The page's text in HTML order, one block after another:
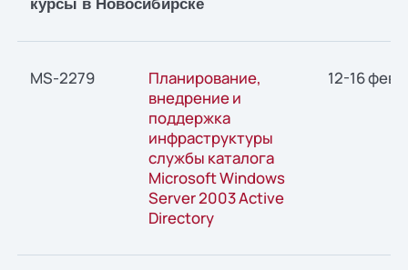
курсы в Новосибирске
MS-2279
Планирование,
внедрение и
поддержка
инфраструктуры
службы каталога
Microsoft Windows
Server 2003 Active
Directory
12-16